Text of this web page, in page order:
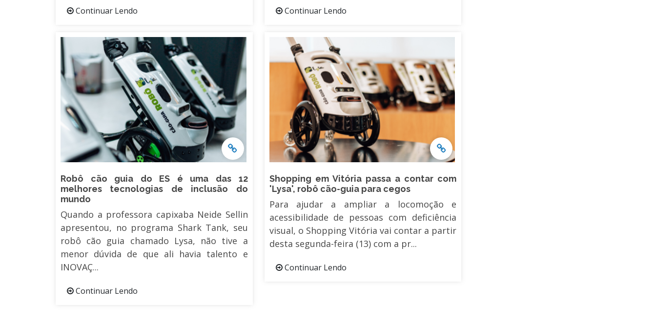
Continuar Lendo Continuar Lendo
Robô cão guia do ES é uma das 12
melhores tecnologias de inclusão do
mundo
Quando a professora capixaba Neide Sellin
apresentou, no programa Shark Tank, seu
robô cão guia chamado Lysa, não tive a
menor dúvida de que ali havia talento e
INOVAÇ...
Continuar Lendo
Shopping em Vitória passa a contar com
'Lysa', robô cão-guia para cegos
Para ajudar a ampliar a locomoção e
acessibilidade de pessoas com deficiência
visual, o Shopping Vitória vai contar a partir
desta segunda-feira (13) com a pr...
Continuar Lendo